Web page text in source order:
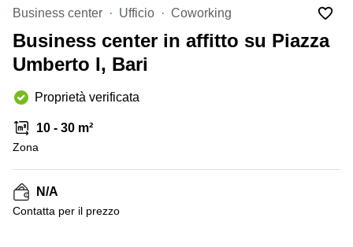
Brescia
Pescara
Verona
Catania
Bologna
Bergamo
Como
Napoli
affitto a
Pescara
Coworking
Lombardy
Business
Toscana
Business
center
Milano
Business
Business center Ufficio Coworking
Business center in affitto su Piazza
Umberto I, Bari
Proprietà verificata
10 - 30 m²
Zona
N/A
Сontatta per il prezzo